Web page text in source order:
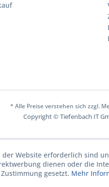
* Alle Preise verstehen sich zzgl.
Copyright © Tiefenbach IT
Website erforderlich sind
dienen oder die
gesetzt. Mehr